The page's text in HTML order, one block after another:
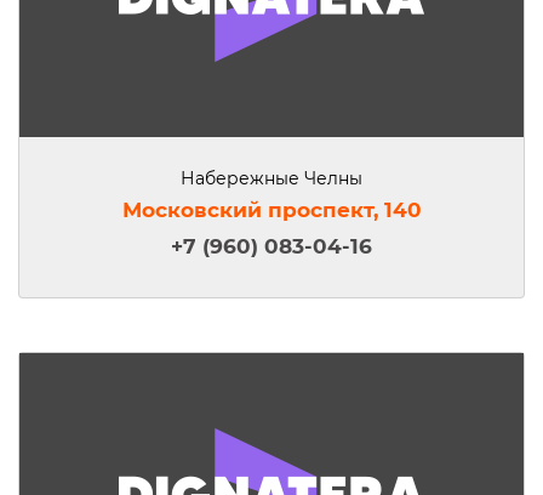
Набережные Челны
Московский проспект, 140
+7 (960) 083-04-16